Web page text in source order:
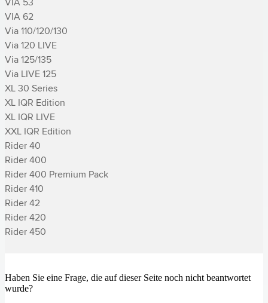
VIA 62
Via 110/120/130
Via 120 LIVE
Via 125/135
Via LIVE 125
XL 30 Series
XL IQR Edition
XL IQR LIVE
XXL IQR Edition
­Rider 40
­Rider 400
­Rider 400 Premium Pack
­Rider 410
­Rider 42
­Rider 420
­Rider 450
Haben Sie eine Frage, die auf dieser Seite noch nicht beantwortet
wurde?